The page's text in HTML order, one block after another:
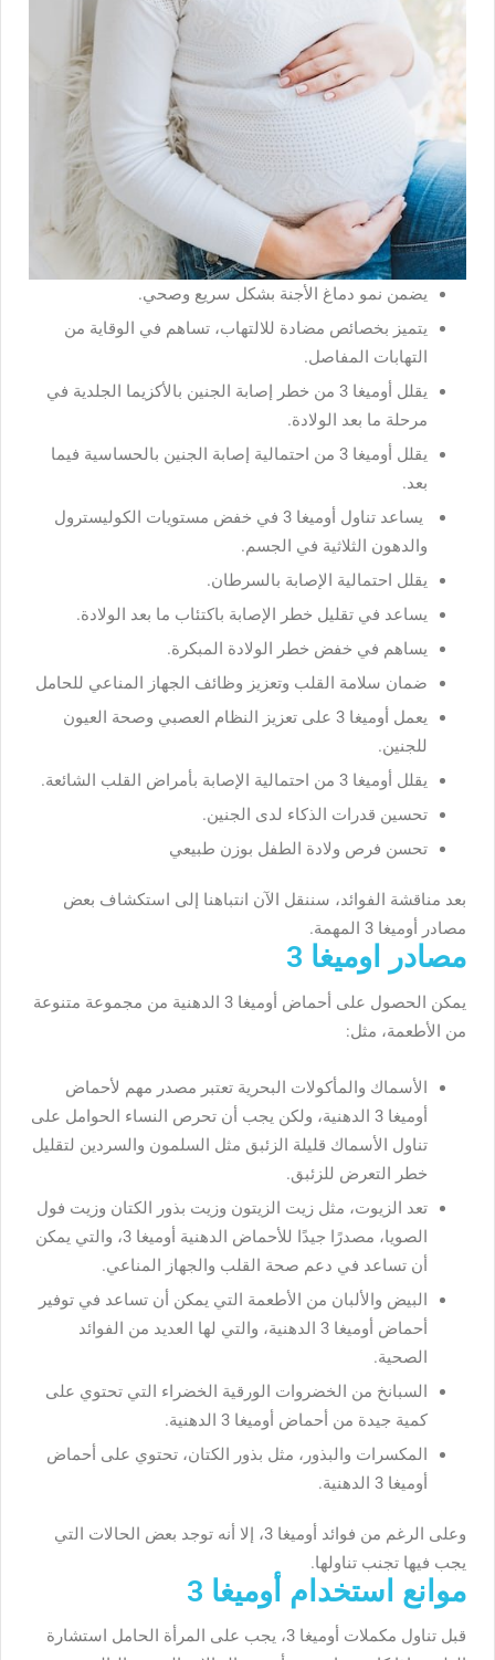
يضمن نمو دماغ الأجنة بشكل سريع وصحي.
يتميز بخصائص مضادة للالتهاب، تساهم في الوقاية من
التهابات المفاصل.
يقلل أوميغا 3 من خطر إصابة الجنين بالأكزيما الجلدية في
مرحلة ما بعد الولادة.
يقلل أوميغا 3 من احتمالية إصابة الجنين بالحساسية فيما
بعد.
يساعد تناول أوميغا 3 في خفض مستويات الكوليسترول
والدهون الثلاثية في الجسم.
يقلل احتمالية الإصابة بالسرطان.
يساعد في تقليل خطر الإصابة باكتئاب ما بعد الولادة.
يساهم في خفض خطر الولادة المبكرة.
ضمان سلامة القلب وتعزيز وظائف الجهاز المناعي للحامل
يعمل أوميغا 3 على تعزيز النظام العصبي وصحة العيون
للجنين.
يقلل أوميغا 3 من احتمالية الإصابة بأمراض القلب الشائعة.
تحسين قدرات الذكاء لدى الجنين.
تحسن فرص ولادة الطفل بوزن طبيعي
بعد مناقشة الفوائد، سننقل الآن انتباهنا إلى استكشاف بعض
مصادر أوميغا 3 المهمة.
مصادر اوميغا 3
يمكن الحصول على أحماض أوميغا 3 الدهنية من مجموعة متنوعة
من الأطعمة، مثل:
الأسماك والمأكولات البحرية تعتبر مصدر مهم لأحماض
أوميغا 3 الدهنية، ولكن يجب أن تحرص النساء الحوامل على
تناول الأسماك قليلة الزئبق مثل السلمون والسردين لتقليل
خطر التعرض للزئبق.
تعد الزيوت، مثل زيت الزيتون وزيت بذور الكتان وزيت فول
الصويا، مصدرًا جيدًا للأحماض الدهنية أوميغا 3، والتي يمكن
أن تساعد في دعم صحة القلب والجهاز المناعي.
البيض والألبان من الأطعمة التي يمكن أن تساعد في توفير
أحماض أوميغا 3 الدهنية، والتي لها العديد من الفوائد
الصحية.
السبانخ من الخضروات الورقية الخضراء التي تحتوي على
كمية جيدة من أحماض أوميغا 3 الدهنية.
المكسرات والبذور، مثل بذور الكتان، تحتوي على أحماض
أوميغا 3 الدهنية.
وعلى الرغم من فوائد أوميغا 3، إلا أنه توجد بعض الحالات التي
يجب فيها تجنب تناولها.
موانع استخدام أوميغا 3
قبل تناول مكملات أوميغا 3، يجب على المرأة الحامل استشارة